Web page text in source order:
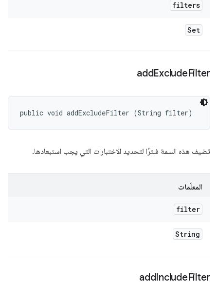
filters
Set
addExcludeFilter
public void addExcludeFilter (String filter)
تضيف هذه السمة فلترًا لتحديد الاختبارات التي يجب استبعادها.
المعلَمات
filter
String
addIncludeFilter